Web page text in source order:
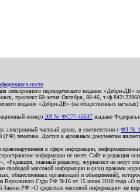
электронного периодического издания
проспект 60-летия Октября, 88-46, т./
издания «Дебри-ДВ» (на
номер) ЭЛ № ФС77-45537 выдано
частный архив, в соответствии с ФЗ №
(РФ) тематике. Доступ к архивным документам
правонарушения в сфере информации,
информации не несет. Сайт и
главный редактор, журналист не несут
свободой массовой информации и (или) правами
общественных организаций и объединений),
Верховного Суда РФ №16 от 15 июня 2010 года «О
РФ «О средствах массовой информации» не